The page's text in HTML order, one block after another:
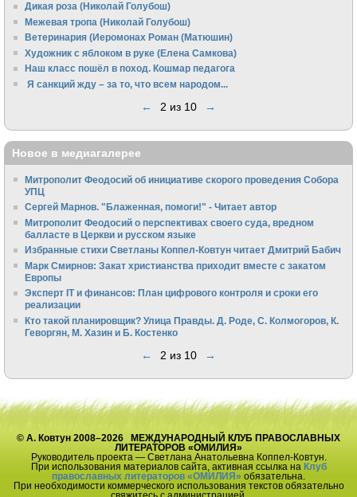
Дикая роза (Николай Голубош)
Межевая тропа (Николай Голубош)
Ветеринария (Иеромонах Роман (Матюшин)
Художник с яблоком в руке (Елена Самкова)
Наш класс пошёл в поход. Кошмар педагога
Я санкций жду – за то, что всем народом...
← 2 из 10 →
Новое в медиагалерее
Митрополит Феодосий об инициативе скорого проведения Собора
УПЦ
Сергей Марнов. "Блаженная, помоги!" - Читает автор
Митрополит Феодосий о перспективах своего суда, вредном
балласте в Церкви и русском языке
Избранные стихи Светланы Коппел-Ковтун читает Дмитрий Бабич
Марк Смирнов: Закат христианства приходит вместе с закатом
Европы
Эксперт IT и финансов: План цифрового контроля и сроки его
реализации
Кто такой планировщик? Улица Правды. Д. Роде, С. Колмогоров, К.
Геворгян, М. Хазин и Б. Костенко
← 2 из 10 →
© А. Ковтун 2008–2026 МЕЖДУНАРОДНЫЙ КЛУБ ПРАВОСЛАВНЫХ
ЛИТЕРАТОРОВ «ОМИЛИЯ»
Руководитель проекта — Светлана Анатольевна Коппел-Ковтун.
При использования материалов сайта, активная ссылка на Клуб
православных литераторов «ОМИЛИЯ» обязательна.
При необходимости коммерческого использования текстов обязательно